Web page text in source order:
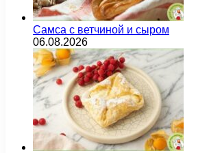
Самса с ветчиной и сыром
06.08.2026